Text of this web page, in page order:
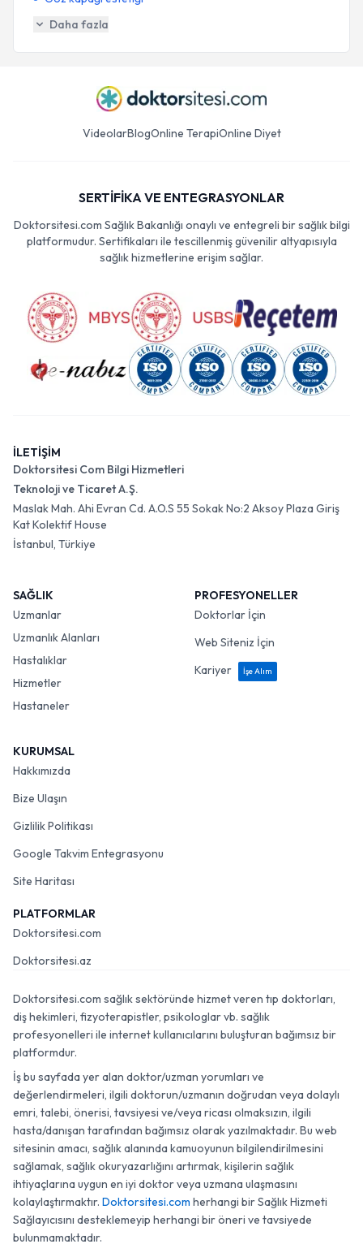
Daha fazla
VideolarBlogOnline TerapiOnline Diyet
SERTİFİKA VE ENTEGRASYONLAR
Doktorsitesi.com Sağlık Bakanlığı onaylı ve entegreli bir sağlık bilgi
platformudur. Sertifikaları ile tescillenmiş güvenilir altyapısıyla
sağlık hizmetlerine erişim sağlar.
İLETİŞİM
Doktorsitesi Com Bilgi Hizmetleri
Teknoloji ve Ticaret A.Ş.
Maslak Mah. Ahi Evran Cd. A.O.S 55 Sokak No:2 Aksoy Plaza Giriş
Kat Kolektif House
İstanbul, Türkiye
SAĞLIK
Uzmanlar
Uzmanlık Alanları
Hastalıklar
Hizmetler
Hastaneler
PROFESYONELLER
Doktorlar İçin
Web Siteniz İçin
Kariyer
İşe Alım
KURUMSAL
Hakkımızda
Bize Ulaşın
Gizlilik Politikası
Google Takvim Entegrasyonu
Site Haritası
PLATFORMLAR
Doktorsitesi.com
Doktorsitesi.az
Doktorsitesi.com sağlık sektöründe hizmet veren tıp doktorları,
diş hekimleri, fizyoterapistler, psikologlar vb. sağlık
profesyonelleri ile internet kullanıcılarını buluşturan bağımsız bir
platformdur.
İş bu sayfada yer alan doktor/uzman yorumları ve
değerlendirmeleri, ilgili doktorun/uzmanın doğrudan veya dolaylı
emri, talebi, önerisi, tavsiyesi ve/veya ricası olmaksızın, ilgili
hasta/danışan tarafından bağımsız olarak yazılmaktadır. Bu web
sitesinin amacı, sağlık alanında kamuoyunun bilgilendirilmesini
sağlamak, sağlık okuryazarlığını artırmak, kişilerin sağlık
ihtiyaçlarına uygun en iyi doktor veya uzmana ulaşmasını
kolaylaştırmaktır. Doktorsitesi.com herhangi bir Sağlık Hizmeti
Sağlayıcısını desteklemeyip herhangi bir öneri ve tavsiyede
bulunmamaktadır.